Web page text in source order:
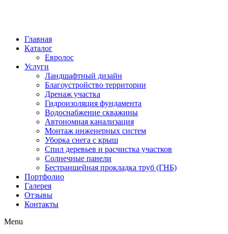
Главная
Каталог
Евролос
Услуги
Ландшафтный дизайн
Благоустройство территории
Дренаж участка
Гидроизоляция фундамента
Водоснабжение скважины
Автономная канализация
Монтаж инженерных систем
Уборка снега с крыш
Спил деревьев и расчистка участков
Солнечные панели
Бестраншейная прокладка труб (ГНБ)
Портфолио
Галерея
Отзывы
Контакты
Menu